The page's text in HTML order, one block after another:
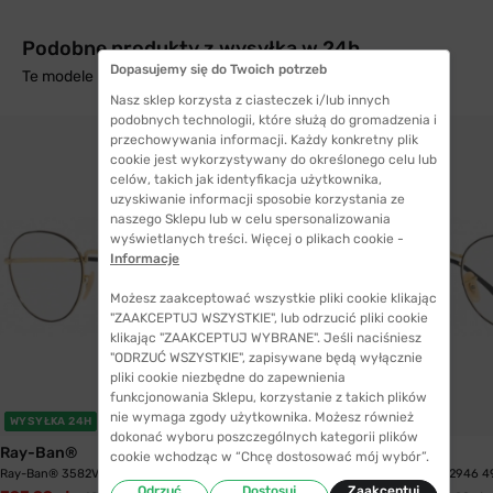
Podobne produkty z wysyłką w 24h
Te modele mogą Cię zainteresować
WYSYŁKA 24H
Ray-Ban®
Ray-Ban® 3582V 2946 51 David
WYSYŁKA 24H
Ray-Ban®
Ray-Ban® 3582V 2946
Dopasujemy się do Twoich potrzeb
Nasz sklep korzysta z ciasteczek i/lub innych
podobnych technologii, które służą do gromadzenia i
przechowywania informacji. Każdy konkretny plik
cookie jest wykorzystywany do określonego celu lub
celów, takich jak identyfikacja użytkownika,
uzyskiwanie informacji sposobie korzystania ze
naszego Sklepu lub w celu spersonalizowania
wyświetlanych treści. Więcej o plikach cookie -
Informacje
Możesz zaakceptować wszystkie pliki cookie klikając
"ZAAKCEPTUJ WSZYSTKIE", lub odrzucić pliki cookie
klikając "ZAAKCEPTUJ WYBRANE". Jeśli naciśniesz
"ODRZUĆ WSZYSTKIE", zapisywane będą wyłącznie
pliki cookie niezbędne do zapewnienia
funkcjonowania Sklepu, korzystanie z takich plików
nie wymaga zgody użytkownika. Możesz również
dokonać wyboru poszczególnych kategorii plików
cookie wchodząc w “Chcę dostosować mój wybór”.